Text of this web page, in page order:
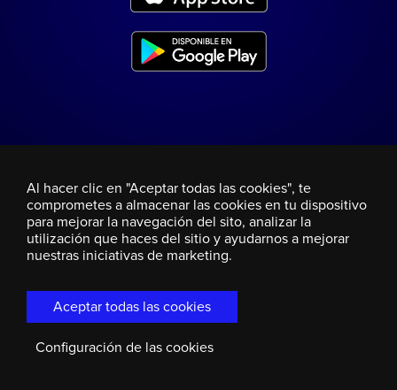
Al hacer clic en "Aceptar todas las cookies", te
comprometes a almacenar las cookies en tu dispositivo
para mejorar la navegación del sito, analizar la
utilización que haces del sitio y ayudarnos a mejorar
nuestras iniciativas de marketing.
Aceptar todas las cookies
Configuración de las cookies